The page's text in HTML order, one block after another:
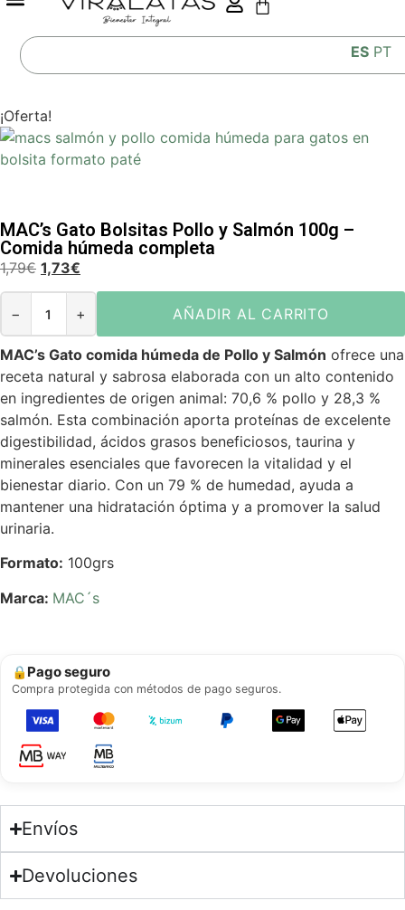
ES PT
¡Oferta!
MAC’s Gato Bolsitas Pollo y Salmón 100g –
Comida húmeda completa
1,79€ 1,73€
− + AÑADIR AL CARRITO
MAC’s Gato comida húmeda de Pollo y Salmón ofrece una
receta natural y sabrosa elaborada con un alto contenido
en ingredientes de origen animal: 70,6 % pollo y 28,3 %
salmón. Esta combinación aporta proteínas de excelente
digestibilidad, ácidos grasos beneficiosos, taurina y
minerales esenciales que favorecen la vitalidad y el
bienestar diario. Con un 79 % de humedad, ayuda a
mantener una hidratación óptima y a promover la salud
urinaria.
Formato: 100grs
Marca: MAC´s
🔒 Pago seguro
Compra protegida con métodos de pago seguros.
Envíos
Devoluciones